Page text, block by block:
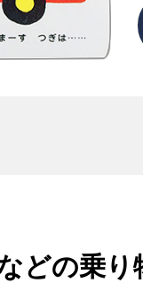
どの乗り